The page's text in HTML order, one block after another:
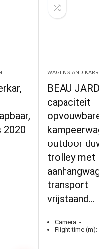
2020
WAGENS AND
BEAU
capaciteit
outdoor
trolley met
transport
vrijstaand…
Camera: -
Flight time (m):